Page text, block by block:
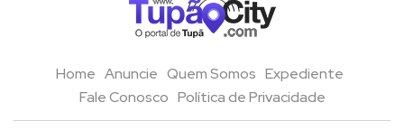
Home Anuncie Quem Somos Expediente
Fale Conosco Política de Privacidade